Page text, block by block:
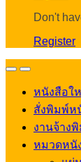
Don't
Register
OpenClose
หนังสือใ
สั่งพิมพ์ห
งานจ้าง
หมวดหนั